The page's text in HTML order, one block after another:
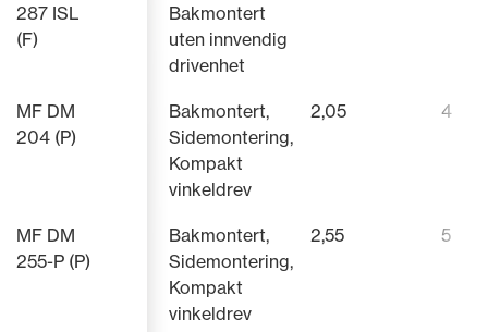
Bakmontert
uten innvendig
drivenhet
Bakmontert,
Sidemontering,
Kompakt
vinkeldrev
2,05 4
Bakmontert,
Sidemontering,
Kompakt
vinkeldrev
2,55 5
287 ISL
(F)
MF DM
204 (P)
MF DM
255-P (P)